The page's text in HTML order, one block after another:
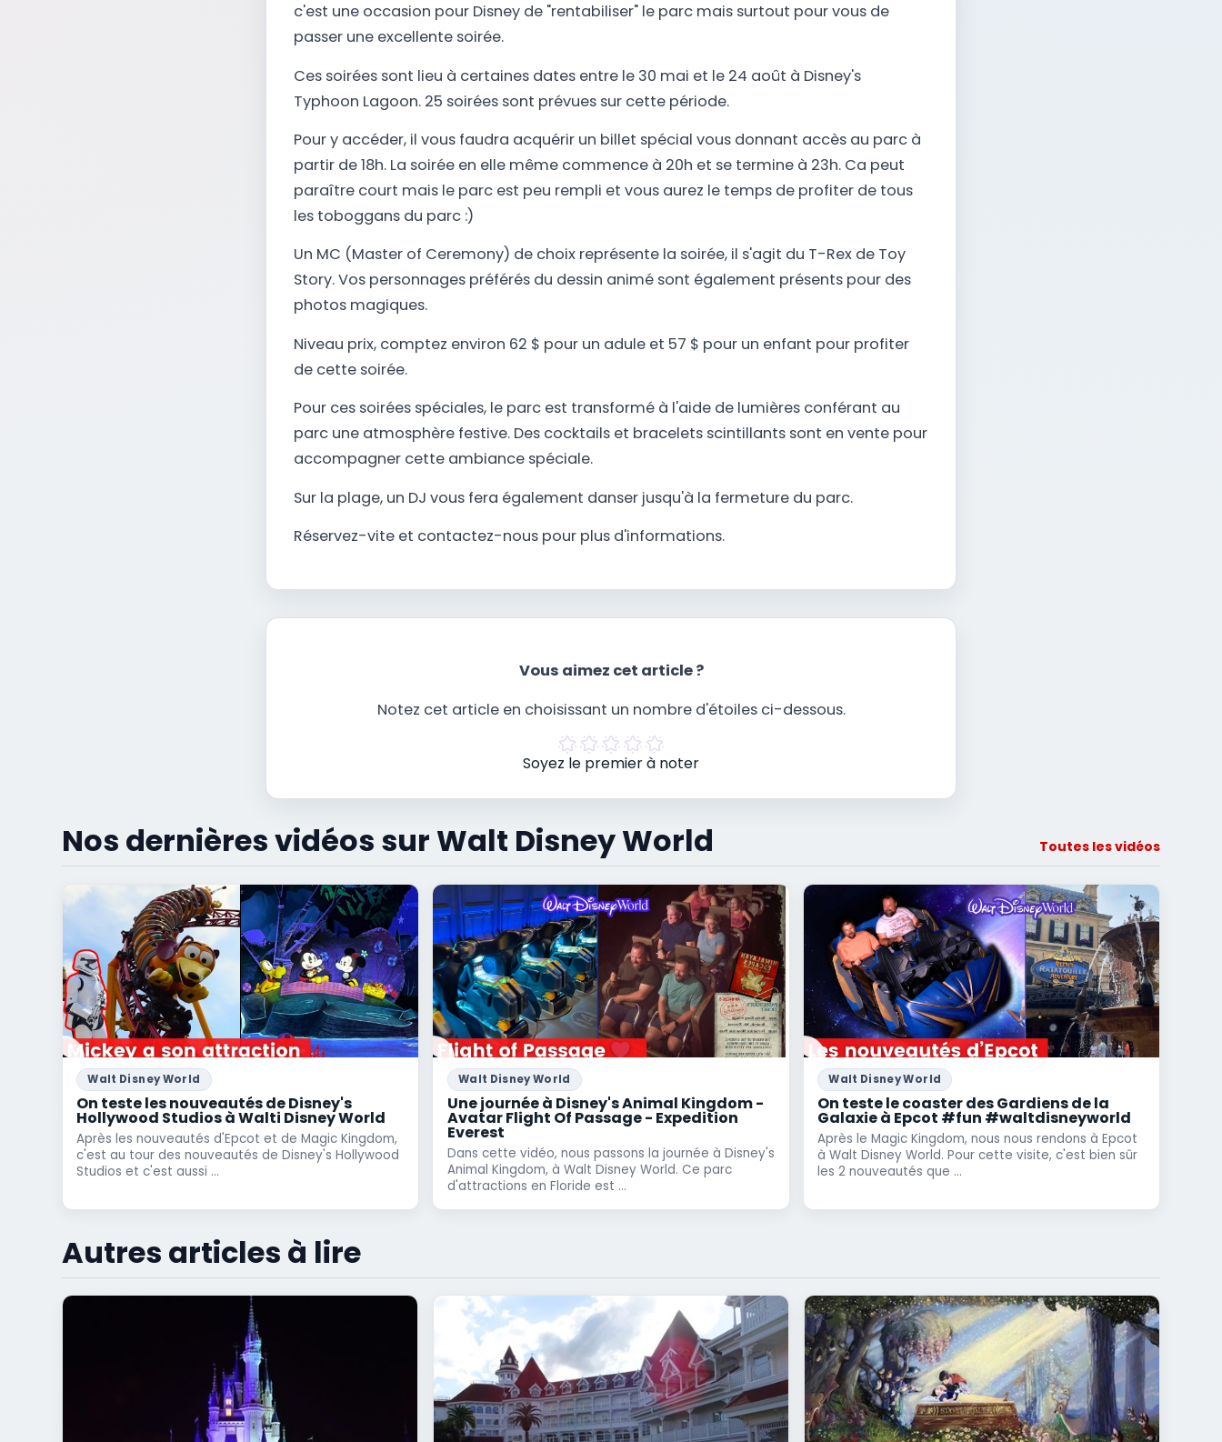
c'est une occasion pour Disney de "rentabiliser" le parc mais surtout pour vous de
passer une excellente soirée.
Ces soirées sont lieu à certaines dates entre le 30 mai et le 24 août à Disney's
Typhoon Lagoon. 25 soirées sont prévues sur cette période.
Pour y accéder, il vous faudra acquérir un billet spécial vous donnant accès au parc à
partir de 18h. La soirée en elle même commence à 20h et se termine à 23h. Ca peut
paraître court mais le parc est peu rempli et vous aurez le temps de profiter de tous
les toboggans du parc :)
Un MC (Master of Ceremony) de choix représente la soirée, il s'agit du T-Rex de Toy
Story. Vos personnages préférés du dessin animé sont également présents pour des
photos magiques.
Niveau prix, comptez environ 62 $ pour un adule et 57 $ pour un enfant pour profiter
de cette soirée.
Pour ces soirées spéciales, le parc est transformé à l'aide de lumières conférant au
parc une atmosphère festive. Des cocktails et bracelets scintillants sont en vente pour
accompagner cette ambiance spéciale.
Sur la plage, un DJ vous fera également danser jusqu'à la fermeture du parc.
Réservez-vite et contactez-nous pour plus d'informations.
Vous aimez cet article ?
Notez cet article en choisissant un nombre d'étoiles ci-dessous.
Soyez le premier à noter
Nos dernières vidéos sur Walt Disney World Toutes les vidéos
Walt Disney World
On teste les nouveautés de Disney's
Hollywood Studios à Walti Disney World
Après les nouveautés d'Epcot et de Magic Kingdom,
c'est au tour des nouveautés de Disney's Hollywood
Studios et c'est aussi ...
Walt Disney World
Une journée à Disney's Animal Kingdom -
Avatar Flight Of Passage - Expedition
Everest
Dans cette vidéo, nous passons la journée à Disney's
Animal Kingdom, à Walt Disney World. Ce parc
d'attractions en Floride est ...
Walt Disney World
On teste le coaster des Gardiens de la
Galaxie à Epcot #fun #waltdisneyworld
Après le Magic Kingdom, nous nous rendons à Epcot
à Walt Disney World. Pour cette visite, c'est bien sûr
les 2 nouveautés que ...
Autres articles à lire